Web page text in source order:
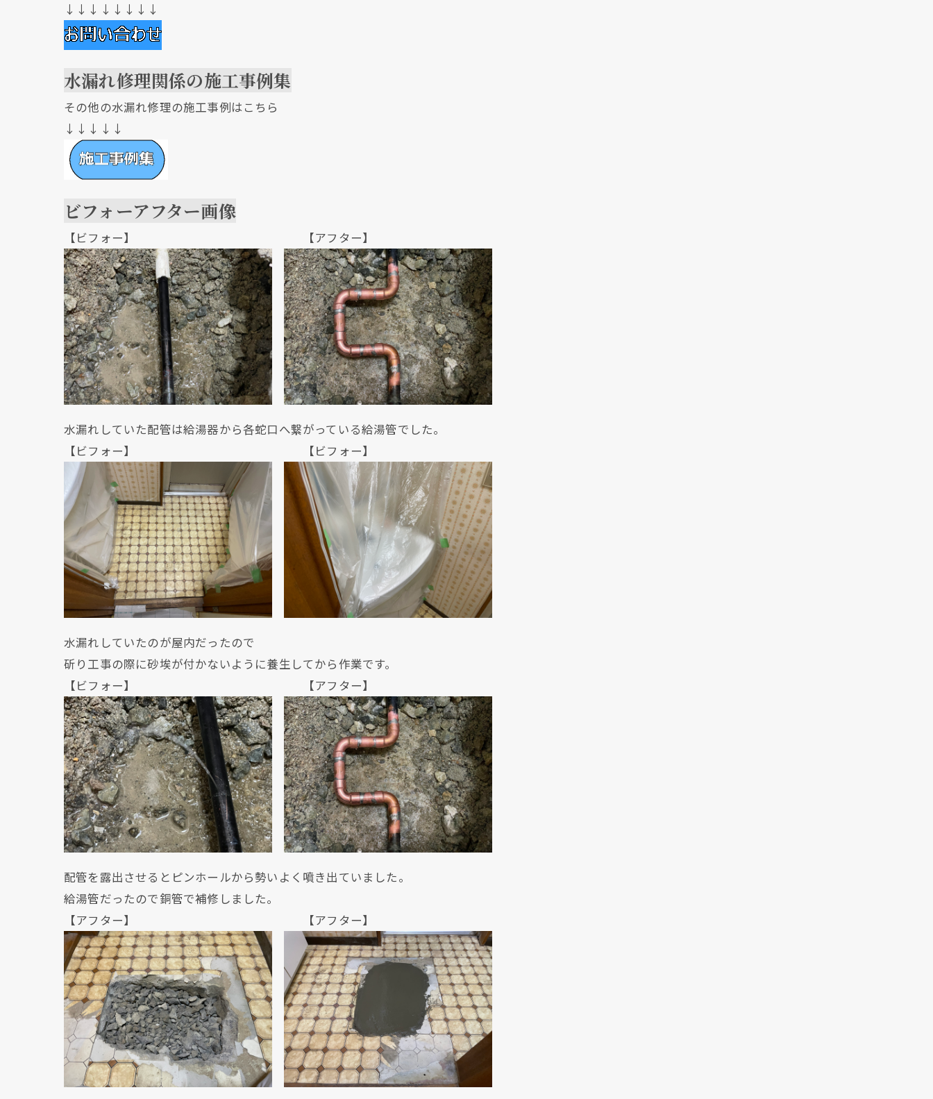
↓↓↓↓↓↓↓↓
水漏れ修理関係の施工事例集
その他の水漏れ修理の施工事例はこちら
↓↓↓↓↓
ビフォーアフター画像
【ビフォー】 【アフター】
水漏れしていた配管は給湯器から各蛇口へ繋がっている給湯管でした。
【ビフォー】 【ビフォー】
水漏れしていたのが屋内だったので
斫り工事の際に砂埃が付かないように養生してから作業です。
【ビフォー】 【アフター】
配管を露出させるとピンホールから勢いよく噴き出ていました。
給湯管だったので銅管で補修しました。
【アフター】 【アフター】
クリックでチラシのページにジャンプします
クリックでチラシのページにジャンプします